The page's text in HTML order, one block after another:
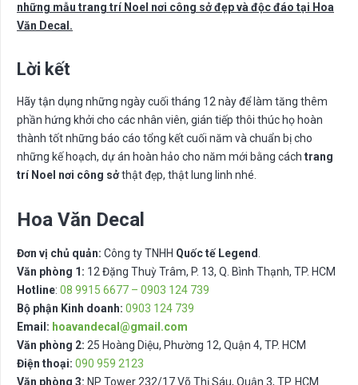
những mẫu trang trí Noel nơi công sở đẹp và độc đáo tại Hoa
Văn Decal.
Lời kết
Hãy tận dụng những ngày cuối tháng 12 này để làm tăng thêm
phần hứng khởi cho các nhân viên, gián tiếp thôi thúc họ hoàn
thành tốt những báo cáo tổng kết cuối năm và chuẩn bị cho
những kế hoạch, dự án hoàn hảo cho năm mới bằng cách trang
trí Noel nơi công sởthật đẹp, thật lung linh nhé.
Hoa Văn Decal
Đơn vị chủ quản: Công ty TNHH Quốc tế Legend
Văn phòng 1: 12 Đặng Thuỳ Trâm, P. 13, Q. Bình Thạnh, TP. HCM
Hotline: 08 9915 6677 – 0903 124 739
Bộ phận Kinh doanh: 0903 124 739
Email: hoavandecal@gmail.com
Văn phòng 2: 25 Hoàng Diệu, Phường 12, Quận 4, TP. HCM
Điện thoại: 090 959 2123
Văn phòng 3: NP Tower 232/17 Võ Thị Sáu, Quận 3, TP. HCM